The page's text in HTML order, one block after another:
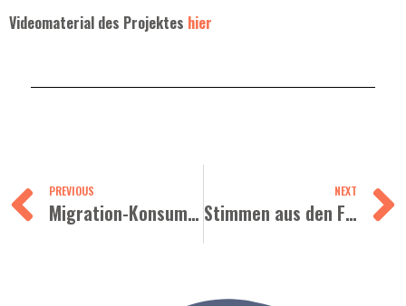
Videomaterial des Projektes hier
PREVIOUS
Migration-Konsum und Klimaschutz 2021
NEXT
Stimmen aus den Feldern – Peru 2021